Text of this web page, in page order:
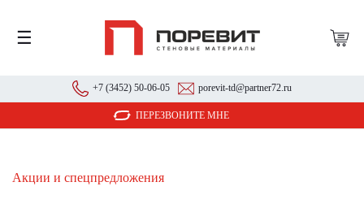
☰
+7 (3452) 50-06-05 porevit-td@partner72.ru
ПЕРЕЗВОНИТЕ МНЕ
Акции и спецпредложения